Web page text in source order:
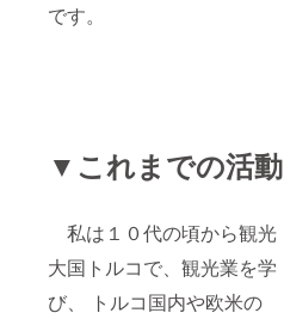
です。
▼これまでの活動
私は１０代の頃から観光
大国トルコで、観光業を学
び、 トルコ国内や欧米の